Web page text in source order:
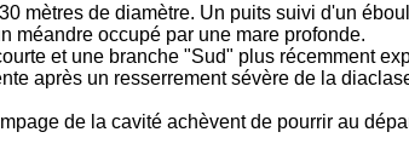
mètres de diamètre. Un puits suivi d'un
méandre occupé par une mare profonde.
et une branche "Sud" plus récemment
après un resserrement sévère de la
de la cavité achèvent de pourrir au